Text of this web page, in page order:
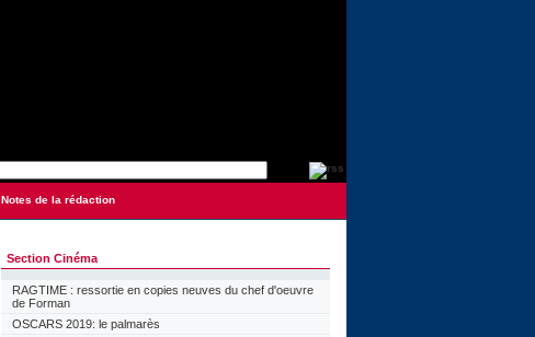
Notes de la rédaction
Section Cinéma
RAGTIME : ressortie en copies neuves du chef d'oeuvre
de Forman
OSCARS 2019: le palmarès